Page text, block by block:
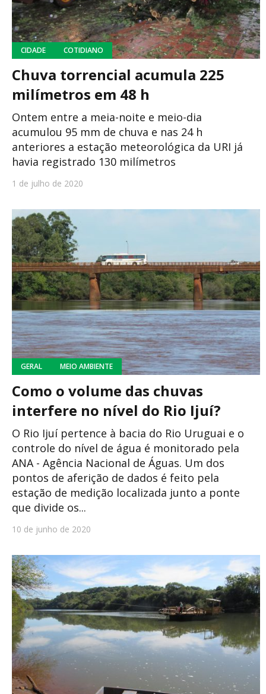
CIDADE COTIDIANO
Chuva torrencial acumula 225
milímetros em 48 h
Ontem entre a meia-noite e meio-dia
acumulou 95 mm de chuva e nas 24 h
anteriores a estação meteorológica da URI já
havia registrado 130 milímetros
1 de julho de 2020
GERAL MEIO AMBIENTE
Como o volume das chuvas
interfere no nível do Rio Ijuí?
O Rio Ijuí pertence à bacia do Rio Uruguai e o
controle do nível de água é monitorado pela
ANA - Agência Nacional de Águas. Um dos
pontos de aferição de dados é feito pela
estação de medição localizada junto a ponte
que divide os...
10 de junho de 2020